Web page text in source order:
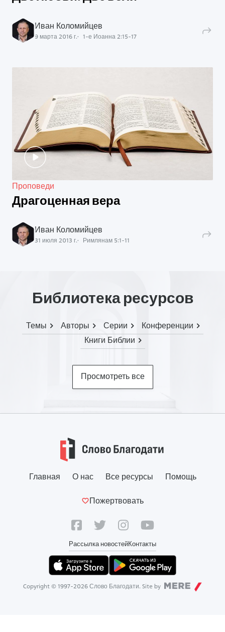
Иван Коломийцев
9 марта 2016 г. 1-е Иоанна 2:15-17
Проповеди
Драгоценная вера
Иван Коломийцев
31 июля 2013 г. Римлянам 5:1-11
Библиотека ресурсов
Темы Авторы Серии
Конференции
Книги Библии
Просмотреть все
Главная О нас Все ресурсы Помощь
Пожертвовать
Рассылка новостейКонтакты
Copyright © 1997-2026 Слово Благодати. Site by